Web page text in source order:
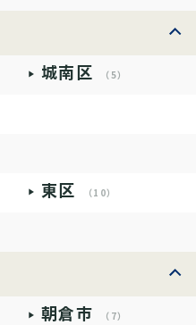
城南区 （5）
東区 （10）
朝倉市 （7）